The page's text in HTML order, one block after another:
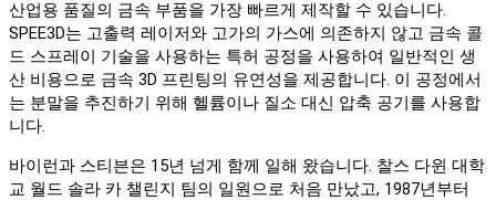
산업용 품질의 금속 부품을 가장 빠르게 제작할 수 있습니다.
SPEE3D는 고출력 레이저와 고가의 가스에 의존하지 않고 금속 콜
드 스프레이 기술을 사용하는 특허 공정을 사용하여 일반적인 생
산 비용으로 금속 3D 프린팅의 유연성을 제공합니다. 이 공정에서
는 분말을 추진하기 위해 헬륨이나 질소 대신 압축 공기를 사용합
니다.
바이런과 스티븐은 15년 넘게 함께 일해 왔습니다. 찰스 다윈 대학
교 월드 솔라 카 챌린지 팀의 일원으로 처음 만났고, 1987년부터